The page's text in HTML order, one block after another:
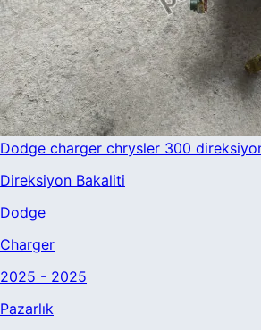
Dodge charger chrysler 300
Direksiyon Bakaliti
Dodge
Charger
2025 - 2025
Pazarlık